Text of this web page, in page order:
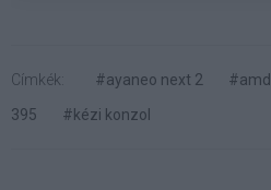
Címkék: #ayaneo next 2
395
#kézi konzol